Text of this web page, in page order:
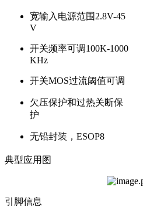
宽输入电源范围2.8V-45
V
开关频率可调100K-1000
KHz
开关MOS过流阈值可调
欠压保护和过热关断保
护
无铅封装，ESOP8
典型应用图
引脚信息